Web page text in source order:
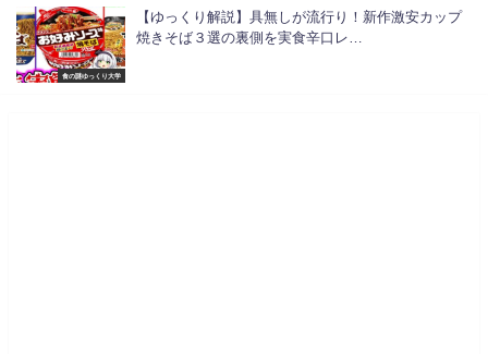
食の謎ゆっくり大学
【ゆっくり解説】具無しが流行り！新作激安カップ
焼きそば３選の裏側を実食辛口レ…